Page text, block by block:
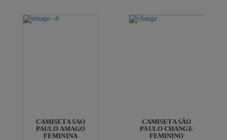
CAMISETA SAO
PAULO AMAGO
FEMININA
CAMISETA SÃO
PAULO CHANGE
FEMININO